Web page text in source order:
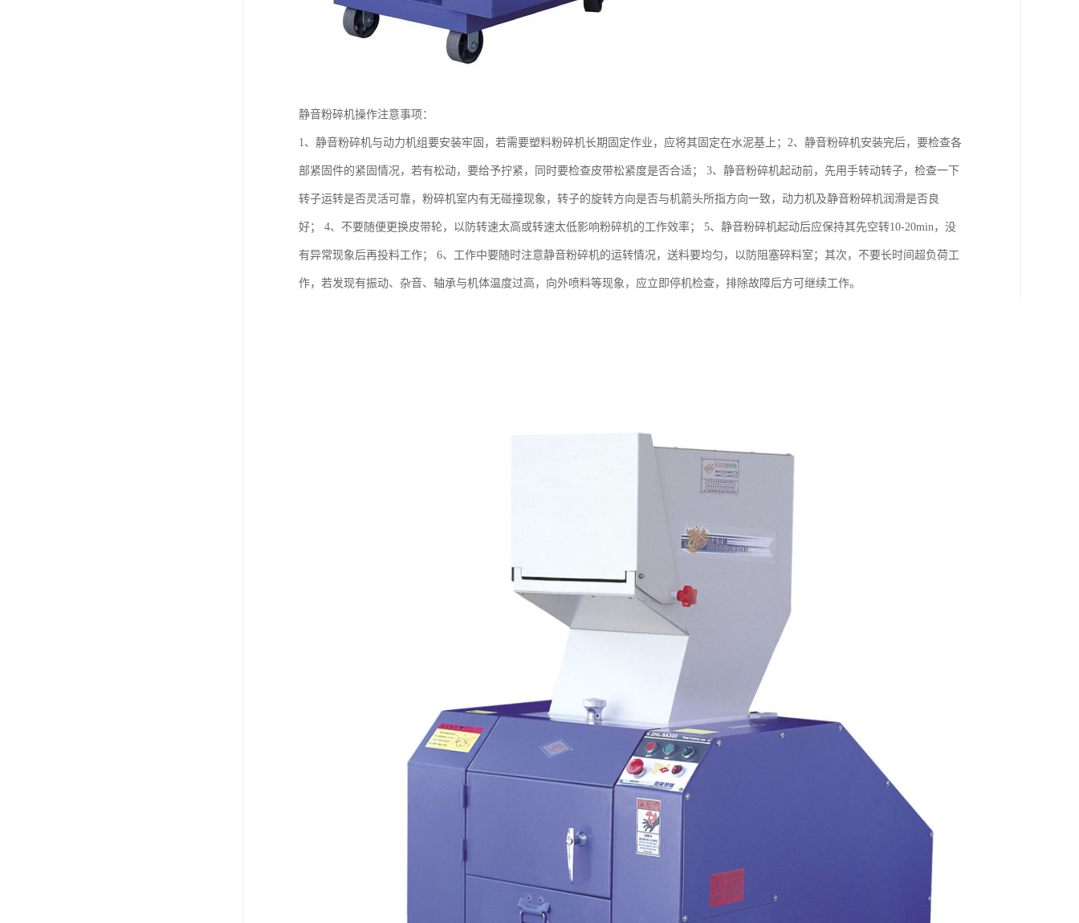
静音粉碎机操作注意事项：
1、静音粉碎机与动力机组要安装牢固，若需要塑料粉碎机长期固定作业，应将其固定在水泥基上；2、静音粉碎机安装完后，要检查各
部紧固件的紧固情况，若有松动，要给予拧紧，同时要检查皮带松紧度是否合适； 3、静音粉碎机起动前，先用手转动转子，检查一下
转子运转是否灵活可靠，粉碎机室内有无碰撞现象，转子的旋转方向是否与机箭头所指方向一致，动力机及静音粉碎机润滑是否良
好； 4、不要随便更换皮带轮，以防转速太高或转速太低影响粉碎机的工作效率； 5、静音粉碎机起动后应保持其先空转10-20min，没
有异常现象后再投料工作； 6、工作中要随时注意静音粉碎机的运转情况，送料要均匀，以防阻塞碎料室；其次，不要长时间超负荷工
作，若发现有振动、杂音、轴承与机体温度过高，向外喷料等现象，应立即停机检查，排除故障后方可继续工作。